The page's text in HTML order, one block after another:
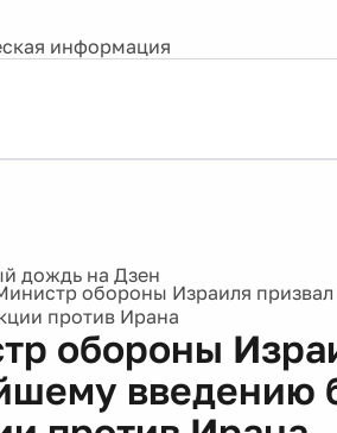
информация
обороны Израиля
против Ирана
обороны
введению